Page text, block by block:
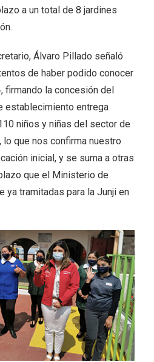
a un total de 8 jardines
Álvaro Pillado señaló
de haber podido conocer
firmando la concesión del
establecimiento entrega
niños y niñas del sector de
que nos confirma nuestro
inicial, y se suma a otras
que el Ministerio de
ya tramitadas para la Junji en